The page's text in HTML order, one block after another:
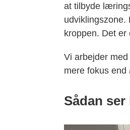
at tilbyde
kroppen. Det er
Vi arbejder
mere fokus end
Sådan ser